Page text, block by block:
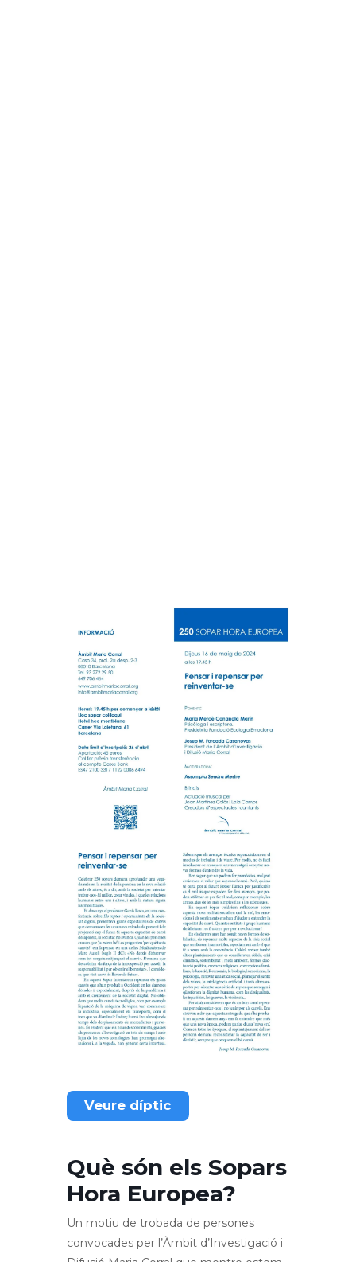
Veure díptic
Què són els Sopars
Hora Europea?
Un motiu de trobada de persones
convocades per l’Àmbit d’Investigació i